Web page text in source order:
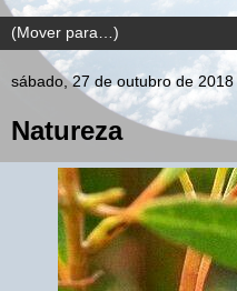
sábado, 27 de outubro de 2018
Natureza